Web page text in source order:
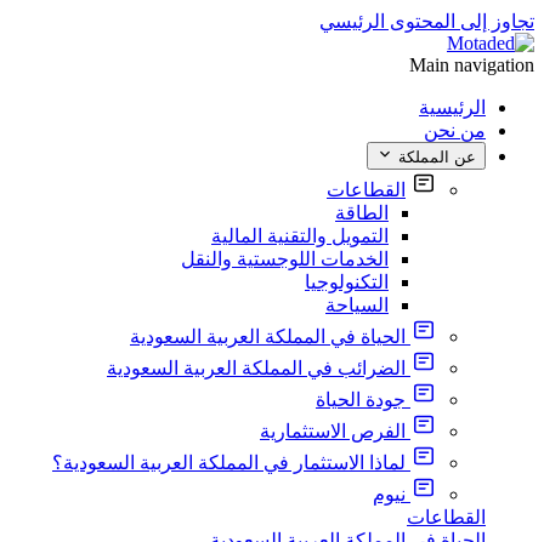
تجاوز إلى المحتوى الرئيسي
Main navigation
الرئيسية
من نحن
عن المملكة
القطاعات
الطاقة
التمويل والتقنية المالية
الخدمات اللوجستية والنقل
التكنولوجيا
السياحة
الحياة في المملكة العربية السعودية
الضرائب في المملكة العربية السعودية
جودة الحياة
الفرص الاستثمارية
لماذا الاستثمار في المملكة العربية السعودية؟
نيوم
القطاعات